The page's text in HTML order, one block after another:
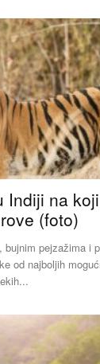
Indiji na
(foto)
pejzažima i
od najboljih